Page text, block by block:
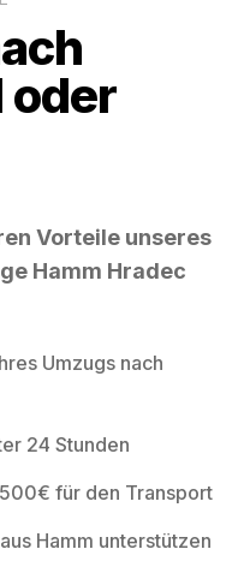
oder
Vorteile unseres
Hamm Hradec
Umzugs nach
24 Stunden
für den Transport
Hamm unterstützen